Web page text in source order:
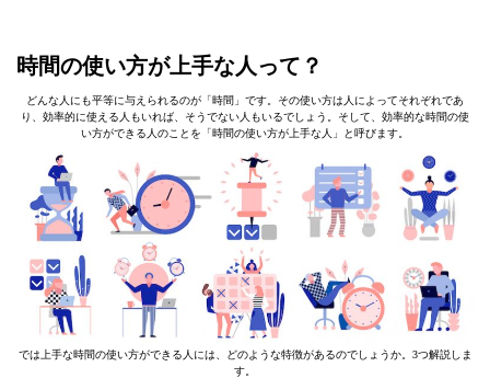
時間の使い方が上手な人って？
どんな人にも平等に与えられるのが「時間」です。その使い方は人によってそれぞれであ
り、効率的に使える人もいれば、そうでない人もいるでしょう。そして、効率的な時間の使
い方ができる人のことを「時間の使い方が上手な人」と呼びます。
では上手な時間の使い方ができる人には、どのような特徴があるのでしょうか。3つ解説しま
す。